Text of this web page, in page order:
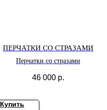
ПЕРЧАТКИ СО СТРАЗАМИ
Перчатки со стразами
46 000 р.
Купить